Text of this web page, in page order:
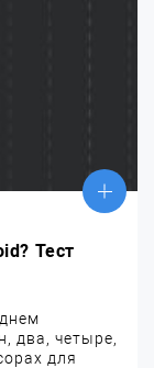
Тест
два, четыре,
для